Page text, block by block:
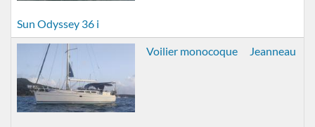
Sun Odyssey 36 i
Voilier monocoque Jeanneau